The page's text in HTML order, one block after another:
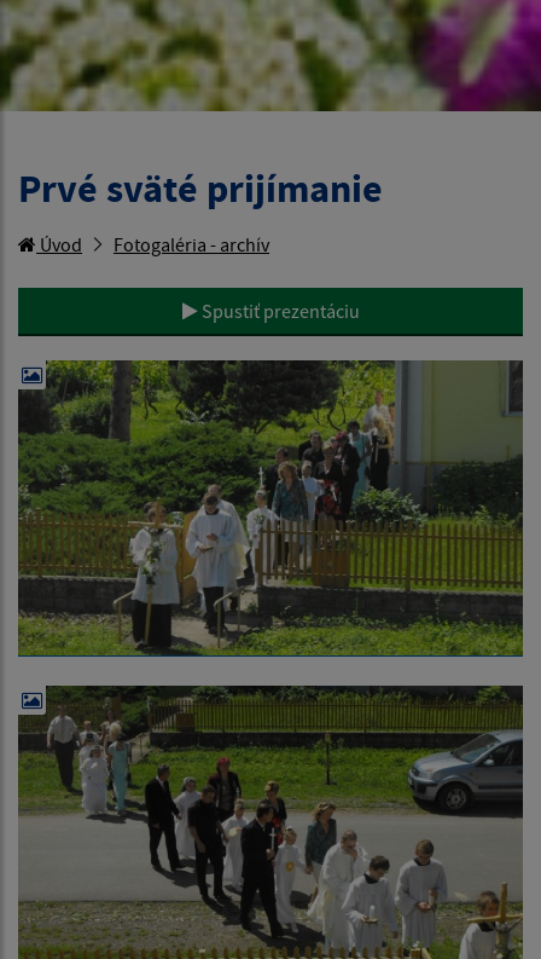
Prvé sväté prijímanie
Úvod Fotogaléria - archív
Spustiť prezentáciu